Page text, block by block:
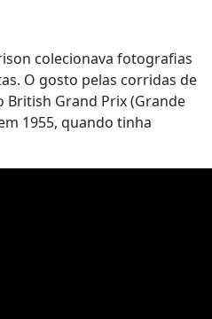
colecionava fotografias
O gosto pelas corridas de
Grand Prix (Grande
1955, quando tinha